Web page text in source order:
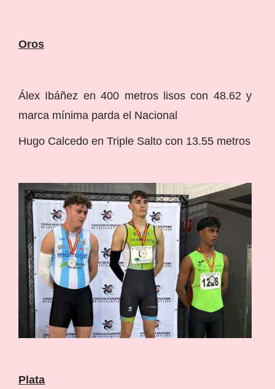
Oros
Álex Ibáñez en 400 metros lisos con 48.62 y
marca mínima parda el Nacional
Hugo Calcedo en Triple Salto con 13.55 metros
Plata